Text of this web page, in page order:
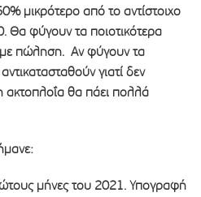
μικρότερο από το αντίστοιχο
Θα φύγουν τα ποιοτικότερα
με πώληση. Αν φύγουν τα
γιατί δεν
ακτοπλοΐα θα πάει πολλά
μήνες του 2021. Υπογραφή